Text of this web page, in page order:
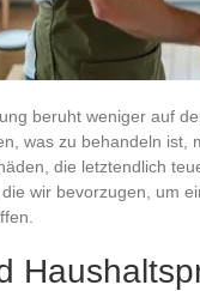
beruht weniger auf
was zu behandeln ist,
die letztendlich
wir bevorzugen, um